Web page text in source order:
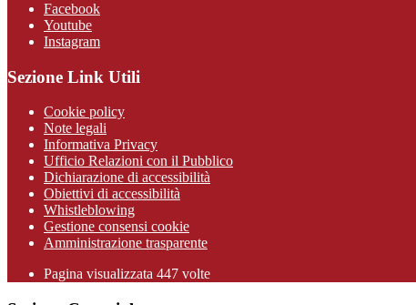
Facebook
Youtube
Instagram
Sezione Link Utili
Cookie policy
Note legali
Informativa Privacy
Ufficio Relazioni con il Pubblico
Dichiarazione di accessibilità
Obiettivi di accessibilità
Whistleblowing
Gestione consensi cookie
Amministrazione trasparente
Pagina visualizzata 447 volte